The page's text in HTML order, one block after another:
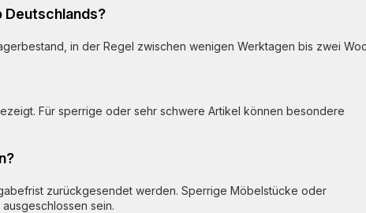
Deutschlands?
in der Regel zwischen wenigen Werktagen bis zwei
Für sperrige oder sehr schwere Artikel können besondere
zurückgesendet werden. Sperrige Möbelstücke oder
sein.